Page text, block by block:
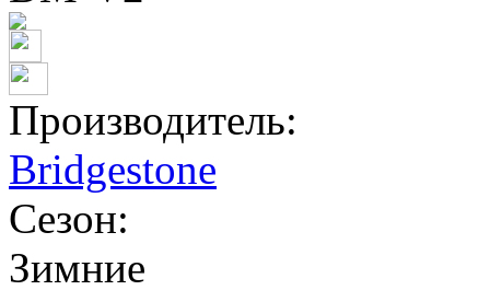
Производитель:
Bridgestone
Сезон:
Зимние